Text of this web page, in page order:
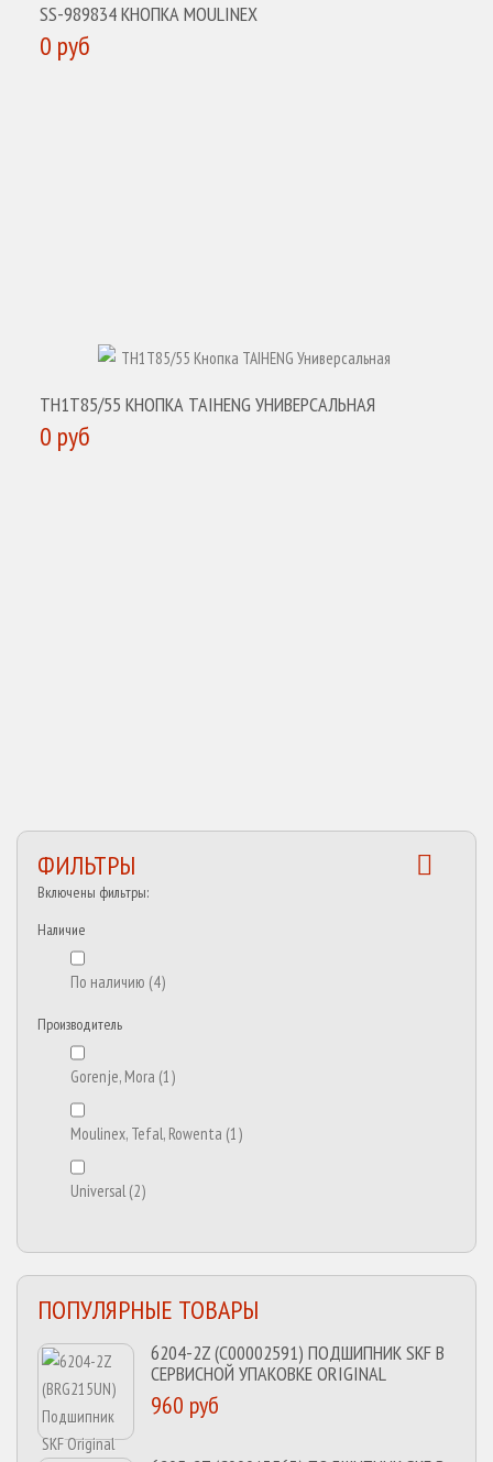
SS-989834 КНОПКА MOULINEX
0 руб
TH1T85/55 КНОПКА TAIHENG УНИВЕРСАЛЬНАЯ
0 руб
ФИЛЬТРЫ
Включены фильтры:
Наличие
По наличию (4)
Производитель
Gorenje, Mora (1)
Moulinex, Tefal, Rowenta (1)
Universal(2)
ПОПУЛЯРНЫЕ ТОВАРЫ
6204-2Z (C00002591) ПОДШИПНИК SKF В
СЕРВИСНОЙ УПАКОВКЕ ORIGINAL
960 руб